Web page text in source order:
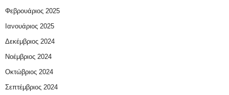
Φεβρουάριος 2025
Ιανουάριος 2025
Δεκέμβριος 2024
Νοέμβριος 2024
Οκτώβριος 2024
Σεπτέμβριος 2024